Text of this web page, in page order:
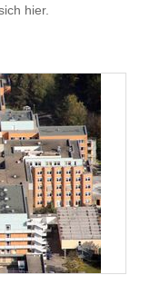
hier.